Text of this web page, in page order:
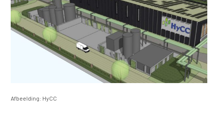
Afbeelding: HyCC